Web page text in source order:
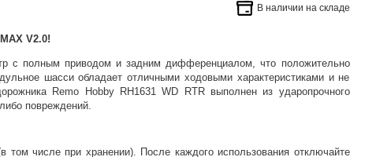
В наличии на складе
V2.0!
с полным приводом и задним дифференциалом, что положительно
шасси обладает отличными ходовыми характеристиками и не
Remo Hobby RH1631 WD RTR выполнен из ударопрочного
повреждений.
том числе при хранении). После каждого использования отключайте